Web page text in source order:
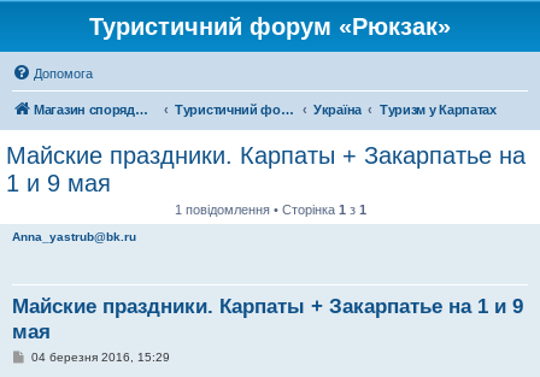
Туристичний форум «Рюкзак»
Допомога
Магазин спорядження Туристичний форум «Рюкзак» Україна Туризм у Карпатах
Майские праздники. Карпаты + Закарпатье на
1 и 9 мая
1 повідомлення • Сторінка 1 з 1
Anna_yastrub@bk.ru
Майские праздники. Карпаты + Закарпатье на 1 и 9
мая
П04 березня 2016, 15:29